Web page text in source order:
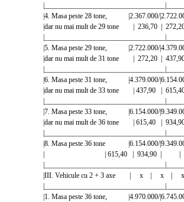
|4. Masa peste 28 tone, |2.367.000/
|dar nu mai mult de 29 tone | 236,70
|5. Masa peste 29 tone, |2.722.000/
|dar nu mai mult de 31 tone | 272,20
|6. Masa peste 31 tone, |4.379.000/
|dar nu mai mult de 33 tone | 437,90
|7. Masa peste 33 tone, |6.154.000/
|dar nu mai mult de 36 tone | 615,40
|8. Masa peste 36 tone |6.154.000/
| | 615,40 | 934,90 |
|III. Vehicule cu 2 + 3 axe | x | x
|1. Masa peste 36 tone, |4.970.000/